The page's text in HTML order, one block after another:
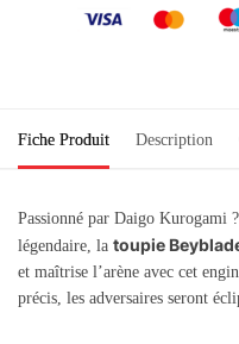
Fiche Produit Description
Passionné par Daigo Kurogami
légendaire, la toupie
et maîtrise l’arène avec cet
précis, les adversaires seront